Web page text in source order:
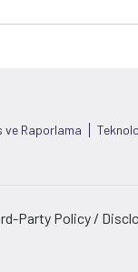
ve Raporlama
Party Policy /